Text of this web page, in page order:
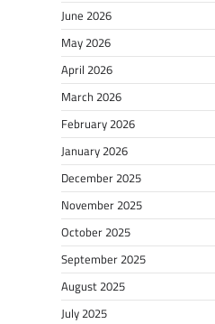
June 2026
May 2026
April 2026
March 2026
February 2026
January 2026
December 2025
November 2025
October 2025
September 2025
August 2025
July 2025